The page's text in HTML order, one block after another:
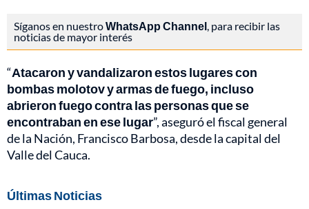
Síganos en nuestroWhatsApp Channel , para recibir las
noticias de mayor interés
“Atacaron y vandalizaron estos lugares con
bombas molotov y armas de fuego, incluso
abrieron fuego contra las personas que se
encontraban en ese lugar”, aseguró el fiscal general
de la Nación, Francisco Barbosa, desde la capital del
Valle del Cauca.
Últimas Noticias